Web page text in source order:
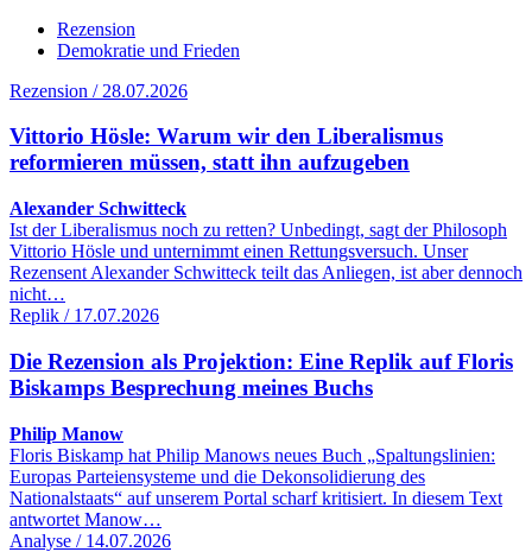
Rezension
Demokratie und Frieden
Rezension / 28.07.2026
Vittorio Hösle: Warum wir den Liberalismus
reformieren müssen, statt ihn aufzugeben
Alexander Schwitteck
Ist der Liberalismus noch zu retten? Unbedingt, sagt der Philosoph
Vittorio Hösle und unternimmt einen Rettungsversuch. Unser
Rezensent Alexander Schwitteck teilt das Anliegen, ist aber dennoch
nicht…
Replik / 17.07.2026
Die Rezension als Projektion: Eine Replik auf Floris
Biskamps Besprechung meines Buchs
Philip Manow
Floris Biskamp hat Philip Manows neues Buch „Spaltungslinien:
Europas Parteiensysteme und die Dekonsolidierung des
Nationalstaats“ auf unserem Portal scharf kritisiert. In diesem Text
antwortet Manow…
Analyse / 14.07.2026